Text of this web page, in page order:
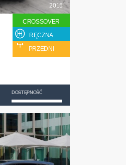
2015
CROSSOVER
RĘCZNA
PRZEDNI
DOSTĘPNOŚĆ